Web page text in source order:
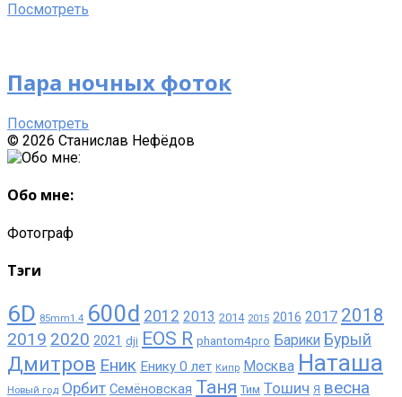
Посмотреть
Пара ночных фоток
Посмотреть
© 2026 Станислав Нефёдов
Sliding
Обо мне:
Фотограф
Тэги
6D 85mm1.4 600d 2012 2013 2014 2015 2016 2017 2018
2019 2020 2021 dji EOS R phantom4pro Барики Бурый
Дмитров Еник Енику 0 лет Кипр Москва Наташа
Новый год Орбит Семёновская Таня Тим Тошич Я весна